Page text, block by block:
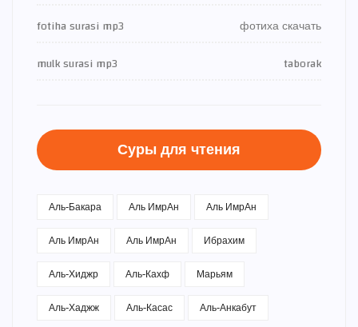
fotiha surasi mp3
фотиха скачать
mulk surasi mp3
taborak
Суры для чтения
Аль-Бакара Аль ИмрАн
Аль ИмрАн
Аль ИмрАн
Аль ИмрАн
Ибрахим
Аль-Хиджр
Аль-Кахф
Марьям
Аль-Хаджж
Аль-Касас
Аль-Анкабут